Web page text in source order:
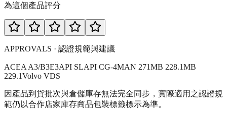
為這個產品評分
APPROVALS · 認證規範與建議
ACEA A3/B3E3API SLAPI CG-4MAN 271MB 228.1MB
229.1Volvo VDS
因產品到貨批次與倉儲庫存無法完全同步，實際適用之認證規
範仍以合作店家庫存商品包裝標籤標示為準。